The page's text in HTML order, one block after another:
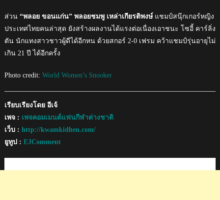
ส่วน“พลอย ขอนแก่น” พลอยชมพู เหล่าเกียรติพงษ์แชมป์สนุ๊กเกอร์หญิง
ประเทศไทยคนล่าสุด ยังสร้างผลงานได้แรงต่อเนื่องเอาชนะ โซอี้ คาร์ลิ่ง
ตัน นักแทงสาวชาวผู้ดีได้อีกหน ด้วยสกอร์ 2-0 เฟรม คว้าแชมป์รุ่นอายุไม่
เกิน 21 ปี ได้อีกครั้ง
Photo credit: World Women’s Snooker
เรียบเรียงโดย อีเจ้
เพจ : เพจคอมเมนต์แฟนกีฬาต่างชาติ
เว็บ : http://kwamkidhen.com/
ยูทูป : EJComment